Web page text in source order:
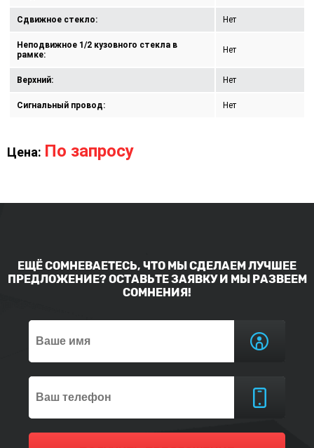
Сдвижное стекло: Нет
Неподвижное 1/2 кузовного стекла в
рамке:
Нет
Верхний: Нет
Сигнальный провод: Нет
Цена: По запросу
ЕЩЁ СОМНЕВАЕТЕСЬ, ЧТО МЫ СДЕЛАЕМ ЛУЧШЕЕ
ПРЕДЛОЖЕНИЕ? ОСТАВЬТЕ ЗАЯВКУ И МЫ РАЗВЕЕМ
СОМНЕНИЯ!